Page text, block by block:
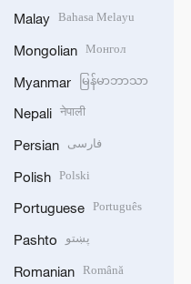
Malay Bahasa Melayu
Mongolian Монгол
Myanmar မြန်မာဘာသာ
Nepali नेपाली
Persian فارسی
Polish Polski
Portuguese Português
Pashto پښتو
Romanian Română